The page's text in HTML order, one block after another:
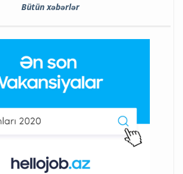
Bütün xəbərlər